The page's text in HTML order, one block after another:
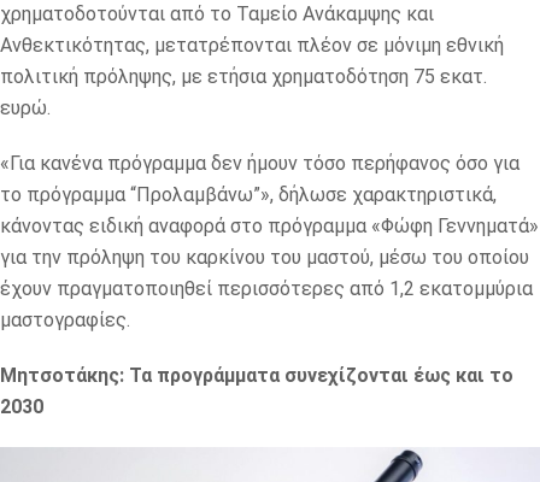
χρηματοδοτούνται από το Ταμείο Ανάκαμψης και
Ανθεκτικότητας, μετατρέπονται πλέον σε μόνιμη εθνική
πολιτική πρόληψης, με ετήσια χρηματοδότηση 75 εκατ.
ευρώ.
«Για κανένα πρόγραμμα δεν ήμουν τόσο περήφανος όσο για
το πρόγραμμα “Προλαμβάνω”», δήλωσε χαρακτηριστικά,
κάνοντας ειδική αναφορά στο πρόγραμμα «Φώφη Γεννηματά»
για την πρόληψη του καρκίνου του μαστού, μέσω του οποίου
έχουν πραγματοποιηθεί περισσότερες από 1,2 εκατομμύρια
μαστογραφίες.
Μητσοτάκης: Τα προγράμματα συνεχίζονται έως και το
2030